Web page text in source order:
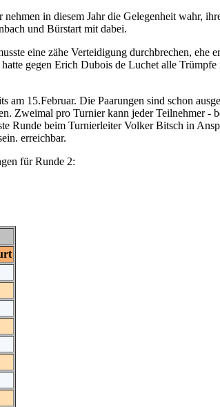
in diesem Jahr die Gelegenheit wahr,
und Bürstart mit dabei.
eine zähe Verteidigung durchbrechen,
gegen Erich Dubois de Luchet alle
15.Februar. Die Paarungen sind schon
Zweimal pro Turnier kann jeder Teilnehmer
Runde beim Turnierleiter Volker Bitsch in
erreichbar.
für Runde 2: